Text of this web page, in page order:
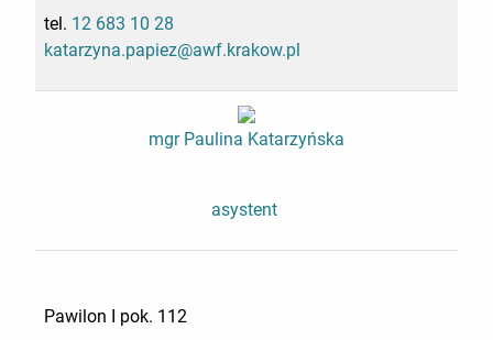
tel. 12 683 10 28
katarzyna.papiez@awf.krakow.pl
mgr Paulina Katarzyńska
asystent
Pawilon I pok. 112